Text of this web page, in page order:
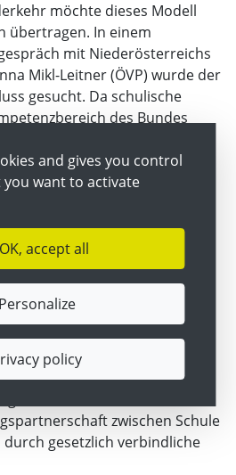
möchte dieses Modell
übertragen. In einem
mit Niederösterreichs
Mikl-Leitner (ÖVP) wurde der
gesucht. Da schulische
des Bundes
Änderung im
notwendig. Im
man bereits an einem
der einen „stufenweisen
ähnlich dem
vorsehen soll.
im Fokus
tragen Verantwortung für
dass sie sich am Schulleben
ist zudem im
aktuellen schwarz-rot-
verankert. Ziel ist eine
zwischen Schule
gesetzlich verbindliche
and gives you control
you want to activate
accept all
Personalize
policy